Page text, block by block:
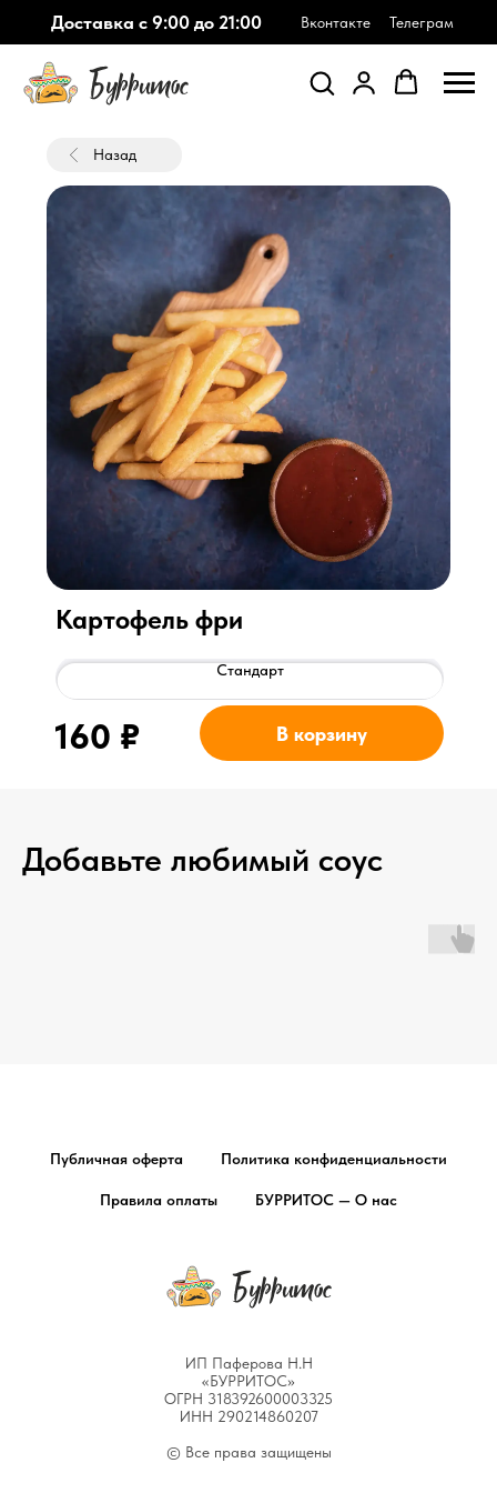
Доставка с 9:00 до 21:00 Вконтакте Телеграм
Картофель фри
Стандарт
160 ₽ В корзину
Назад
Добавьте любимый соус
Публичная оферта Политика конфиденциальности
Правила оплаты БУРРИТОС — О нас
ИП Паферова Н.Н
«БУРРИТОС»​
ОГРН 318392600003325
ИНН 290214860207
© Все права защищены